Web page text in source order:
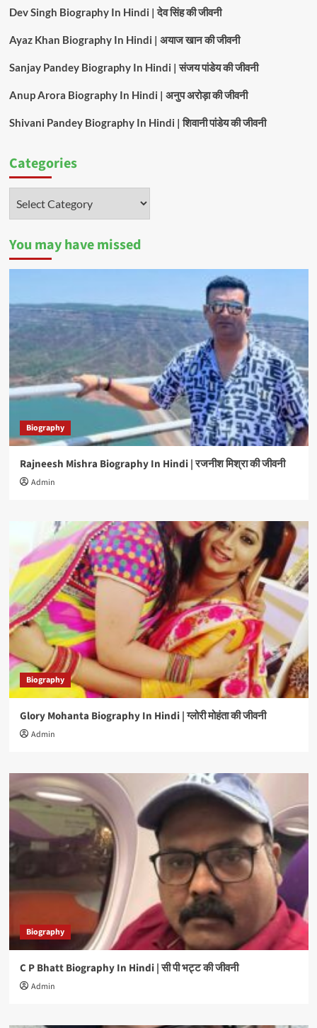
Dev Singh Biography In Hindi | देव सिंह की जीवनी
Ayaz Khan Biography In Hindi | अयाज खान की जीवनी
Sanjay Pandey Biography In Hindi | संजय पांडेय की जीवनी
Anup Arora Biography In Hindi | अनुप अरोड़ा की जीवनी
Shivani Pandey Biography In Hindi | शिवानी पांडेय की जीवनी
Categories
You may have missed
Biography
Rajneesh Mishra Biography In Hindi | रजनीश मिश्रा की जीवनी
Admin
Biography
Glory Mohanta Biography In Hindi | ग्लोरी मोहंता की जीवनी
Admin
Biography
C P Bhatt Biography In Hindi | सी पी भट्ट की जीवनी
Admin